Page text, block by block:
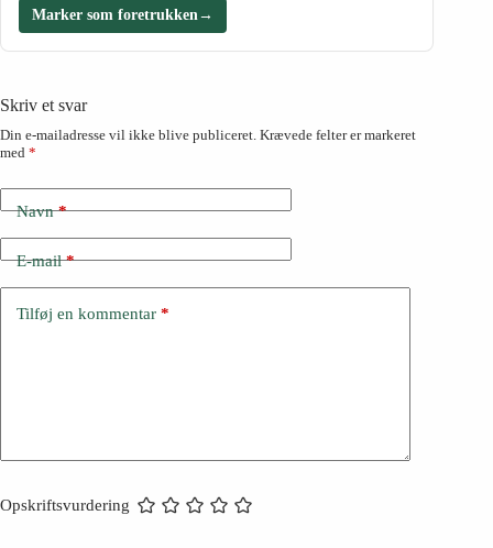
Marker som foretrukken →
Skriv et svar
Din e-mailadresse vil ikke blive publiceret. Krævede felter er markeret
med *
Navn*
E-mail*
Tilføj en kommentar *
Opskriftsvurdering